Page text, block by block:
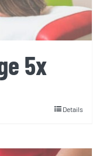
5x
Details